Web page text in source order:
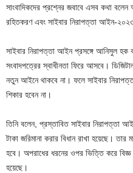
সাংবাদিকদের প্রশ্নের জবাবে এসব কথা
রহিতকরণ এবং সাইবার নিরাপত্তা আইন-
সাইবার নিরাপত্তা আইন প্রসঙ্গে আনিসুল হক
সংবাদপত্রের স্বাধীনতা ফিরে আসবে।
নতুন আইনে থাকবে না। ফলে সাইবার
শিকার হবেন না।
তিনি বলেন, প্রস্তাবিত সাইবার নিরাপত্তা
টাকা জরিমানা করার বিধান রাখা হয়েছে।
হবে। অপরাধের ধরনের ওপর ভিত্তি করে
হয়েছে।